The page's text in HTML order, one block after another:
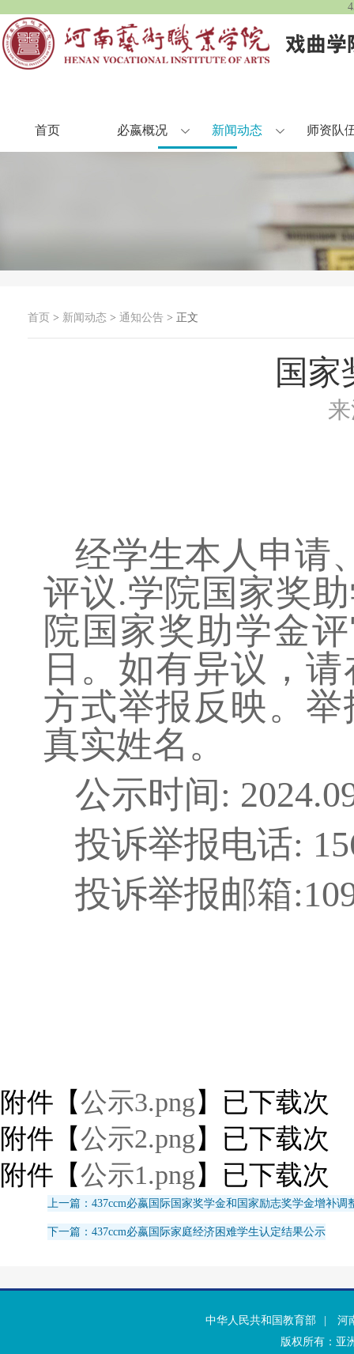
首页 必嬴概况 新闻动态 师资队
首页 > 新闻动态 > 通知公告 > 正文
国家
经学生本人申请
评议.学院国家奖
院国家奖助学金
日。如有异议，
方式举报反映。
真实姓名。
公示时间:
投诉举报电话:
投诉举报邮箱
附件【公示3.png】已下载次
附件【公示2.png】已下载次
附件【公示1.png】已下载次
上一篇：437ccm必嬴国际国家奖学金和国家励志奖学金增补调
下一篇：437ccm必嬴国际家庭经济困难学生认定结果公示
中华人民共和国教育部
河
版权所有：亚